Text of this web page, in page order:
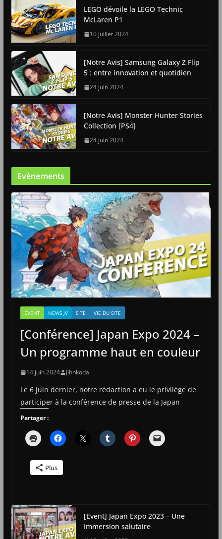
LEGO dévoile la LEGO Technic
McLaren P1
10 juillet 2024
[Notre Avis] Samsung Galaxy Z Flip
5 : entre innovation et quotidien
24 juin 2024
[Notre Avis] Monster Hunter Stories
Collection [PS4]
24 juin 2024
Evènements
EVENT NEWS JV SITE VIE DU SITE
[Conférence] Japan Expo 2024 –
Un programme haut en couleur
14 juin 2024 Jihnkoda
Le 6 juin dernier, notre rédaction a eu le privilège de
participer à la conférence de presse de la Japan
Partager :
Plus
[Event] Japan Expo 2023 – Une
Immersion salutaire